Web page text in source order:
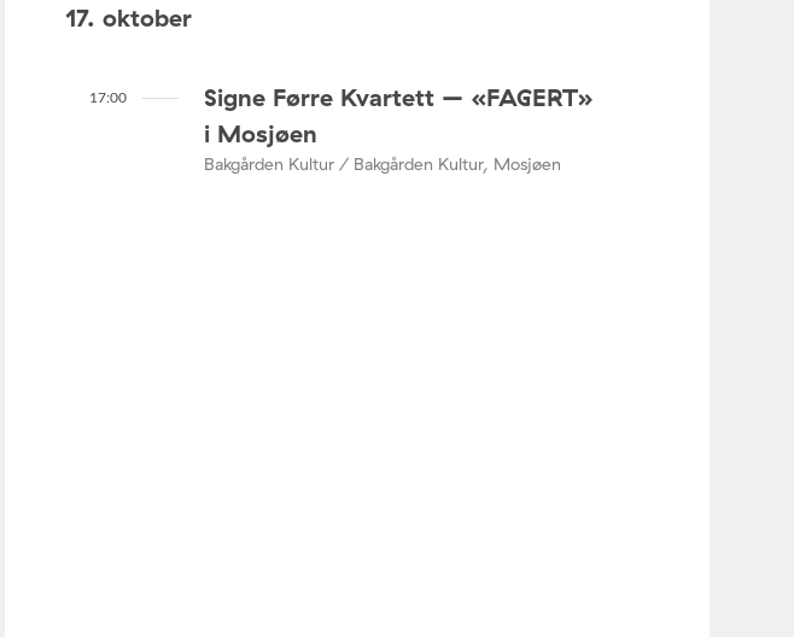
17. oktober
17:00
Signe Førre Kvartett – «FAGERT»
i Mosjøen
Bakgården Kultur / Bakgården Kultur, Mosjøen